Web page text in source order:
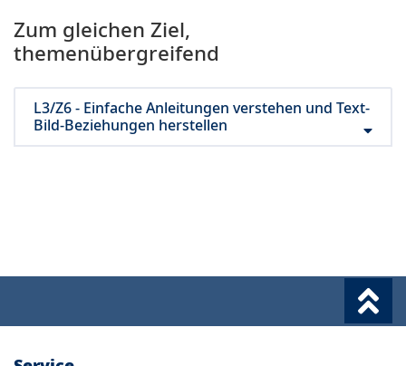
Zum gleichen Ziel,
themenübergreifend
L3/Z6 - Einfache Anleitungen verstehen und Text-
Bild-Beziehungen herstellen